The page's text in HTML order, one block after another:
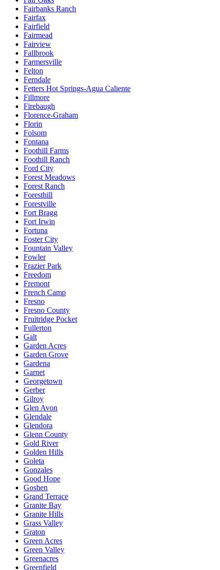
Fairbanks Ranch
Fairfax
Fairfield
Fairmead
Fairview
Fallbrook
Farmersville
Felton
Ferndale
Fetters Hot Springs-Agua Caliente
Fillmore
Firebaugh
Florence-Graham
Florin
Folsom
Fontana
Foothill Farms
Foothill Ranch
Ford City
Forest Meadows
Forest Ranch
Foresthill
Forestville
Fort Bragg
Fort Irwin
Fortuna
Foster City
Fountain Valley
Fowler
Frazier Park
Freedom
Fremont
French Camp
Fresno
Fresno County
Fruitridge Pocket
Fullerton
Galt
Garden Acres
Garden Grove
Gardena
Garnet
Georgetown
Gerber
Gilroy
Glen Avon
Glendale
Glendora
Glenn County
Gold River
Golden Hills
Goleta
Gonzales
Good Hope
Goshen
Grand Terrace
Granite Bay
Granite Hills
Grass Valley
Graton
Green Acres
Green Valley
Greenacres
Greenfield